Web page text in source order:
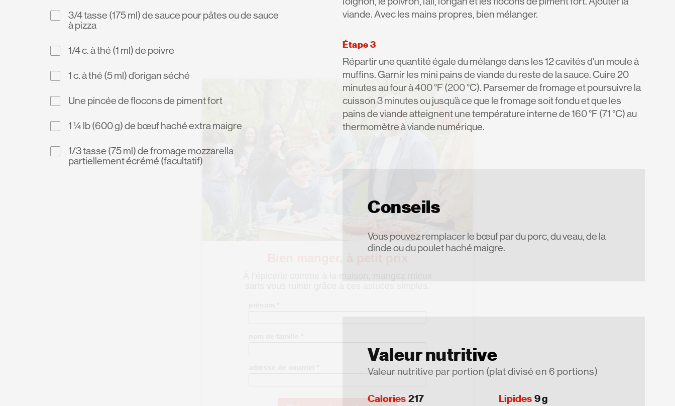
3/4 tasse (175 ml) de sauce pour pâtes ou de sauce
à pizza
1/4 c. à thé (1 ml) de poivre
1 c. à thé (5 ml) d’origan séché
Une pincée de flocons de piment fort
1 ¼ lb (600 g) de bœuf haché extra maigre
1/3 tasse (75 ml) de fromage mozzarella
partiellement écrémé (facultatif)
viande. Avec les mains propres, bien mélanger.
Étape 3
Répartir une quantité égale du mélange dans les 12 cavités d’un moule à
muffins. Garnir les mini pains de viande du reste de la sauce. Cuire 20
minutes au four à 400 °F (200 °C). Parsemer de fromage et poursuivre la
cuisson 3 minutes ou jusqu’à ce que le fromage soit fondu et que les
pains de viande atteignent une température interne de 160 °F (71 °C) au
thermomètre à viande numérique.
Conseils
Vous pouvez remplacer le bœuf par du porc, du veau, de la
dinde ou du poulet haché maigre.
Valeur nutritive
Valeur nutritive par portion (plat divisé en 6 portions)
Calories 217 Lipides 9 g
×